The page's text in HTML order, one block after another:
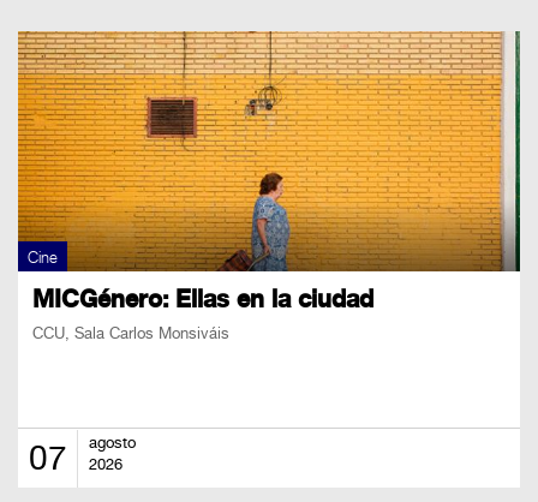
Cine
MICGénero: Ellas en la ciudad
CCU, Sala Carlos Monsiváis
07
agosto
2026